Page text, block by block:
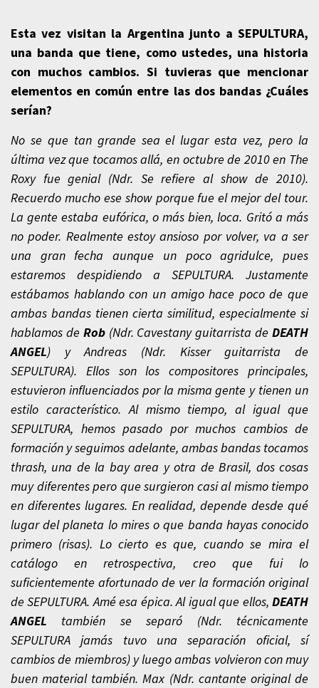
Esta vez visitan la Argentina junto a SEPULTURA,
una banda que tiene, como ustedes, una historia
con muchos cambios. Si tuvieras que mencionar
elementos en común entre las dos bandas ¿Cuáles
serían?
No se que tan grande sea el lugar esta vez, pero la
última vez que tocamos allá, en octubre de 2010 en The
Roxy fue genial (Ndr. Se refiere al show de 2010).
Recuerdo mucho ese show porque fue el mejor del tour.
La gente estaba eufórica, o más bien, loca. Gritó a más
no poder. Realmente estoy ansioso por volver, va a ser
una gran fecha aunque un poco agridulce, pues
estaremos despidiendo a SEPULTURA. Justamente
estábamos hablando con un amigo hace poco de que
ambas bandas tienen cierta similitud, especialmente si
hablamos de Rob(Ndr. Cavestany guitarrista deDEATH
ANGEL) y Andreas (Ndr. Kisser guitarrista de
SEPULTURA). Ellos son los compositores principales,
estuvieron influenciados por la misma gente y tienen un
estilo característico. Al mismo tiempo, al igual que
SEPULTURA, hemos pasado por muchos cambios de
formación y seguimos adelante, ambas bandas tocamos
thrash, una de la bay area y otra de Brasil, dos cosas
muy diferentes pero que surgieron casi al mismo tiempo
en diferentes lugares. En realidad, depende desde qué
lugar del planeta lo mires o que banda hayas conocido
primero (risas). Lo cierto es que, cuando se mira el
catálogo en retrospectiva, creo que fui lo
suficientemente afortunado de ver la formación original
de SEPULTURA. Amé esa épica. Al igual que ellos, DEATH
ANGEL también se separó (Ndr. técnicamente
SEPULTURA jamás tuvo una separación oficial, sí
cambios de miembros) y luego ambas volvieron con muy
buen material también. Max (Ndr. cantante original de